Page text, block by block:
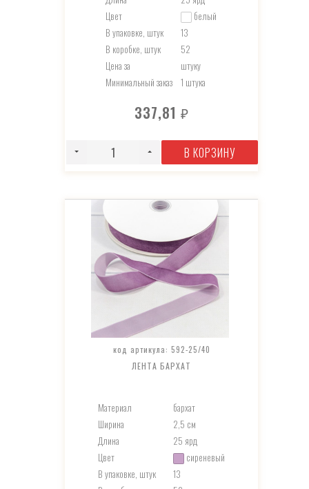
Цвет
белый
В упаковке, штук
13
В коробке, штук
52
Цена за
штуку
Минимальный заказ
1 штука
337,81 ₽
В КОРЗИНУ
код артикула: 592-25/40
ЛЕНТА БАРХАТ
Материал
бархат
Ширина
2,5 см
Длина
25 ярд
Цвет
сиреневый
В упаковке, штук
13